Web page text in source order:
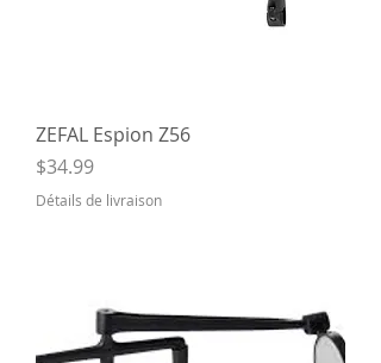
ZEFAL Espion Z56
Price
$34.99
Détails de livraison